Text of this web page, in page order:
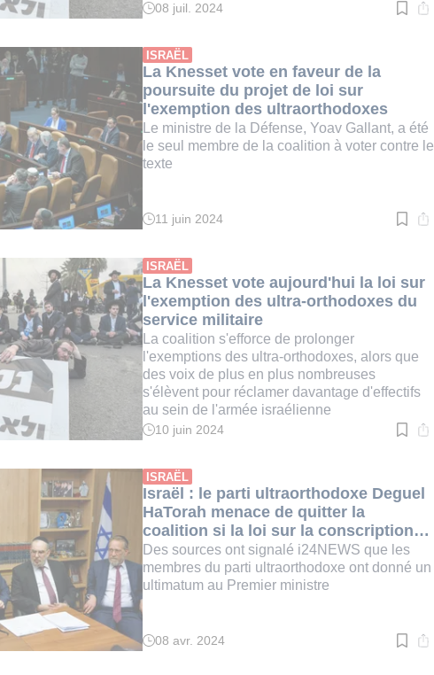
Temps
:
2
min.
08 juil. 2024
ISRAËL
La Knesset vote en faveur de la
poursuite du projet de loi sur
l'exemption des ultraorthodoxes
Le ministre de la Défense, Yoav Gallant, a été
le seul membre de la coalition à voter contre le
texte
Temps
:
4
min.
11 juin 2024
ISRAËL
La Knesset vote aujourd'hui la loi sur
l'exemption des ultra-orthodoxes du
service militaire
La coalition s'efforce de prolonger
l'exemptions des ultra-orthodoxes, alors que
des voix de plus en plus nombreuses
s'élèvent pour réclamer davantage d'effectifs
au sein de l'armée israélienne
Temps
:
2
min.
10 juin 2024
ISRAËL
Israël : le parti ultraorthodoxe Deguel
HaTorah menace de quitter la
coalition si la loi sur la conscription
est votée
Des sources ont signalé i24NEWS que les
membres du parti ultraorthodoxe ont donné un
ultimatum au Premier ministre
Temps
08 avr. 2024